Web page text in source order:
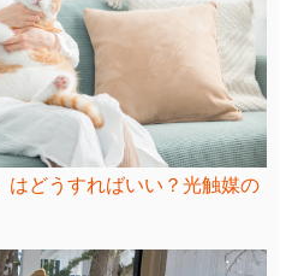
はどうすればいい？光触媒の